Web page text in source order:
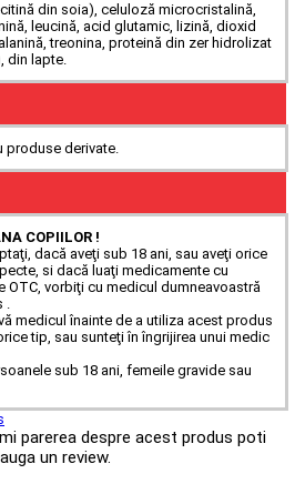
din soia), celuloză microcristalină,
leucină, acid glutamic, lizină, dioxid
treonina, proteină din zer hidrolizat
din lapte.
produse derivate.
COPIILOR !
dacă aveţi sub 18 ani, sau aveţi orice
si dacă luaţi medicamente cu
OTC, vorbiţi cu medicul dumneavoastră
.
medicul înainte de a utiliza acest produs
tip, sau sunteţi în îngrijirea unui medic
sub 18 ani, femeile gravide sau
parerea despre acest produs poti
un review.